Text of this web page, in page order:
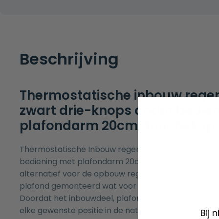
Beschrijving
Thermostatische inbouw
zwart drie-knops onder
plafondarm 20cm douchekop
Thermostatische Inbouw regendouche mat zwart
bediening met plafondarm 20cm douchekop
alternatief voor de opbouw regendouches. Het
plafond gemonteerd wat voor een strakke en
Doordat het inbouwdeel, plafonduitloop en de
elke gewenste positie in de natte cel geplaatstBij